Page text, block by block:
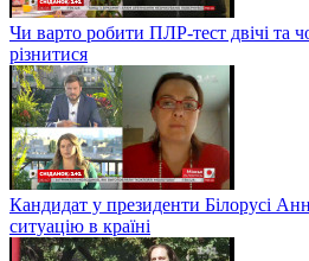
Чи варто робити ПЛР-тест двічі та
різнитися
Кандидат у президенти Білорусі
ситуацію в країні